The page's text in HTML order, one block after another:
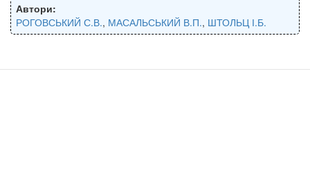
Автори:
РОГОВСЬКИЙ С.В., МАСАЛЬСЬКИЙ В.П., ШТОЛЬЦ І.Б.